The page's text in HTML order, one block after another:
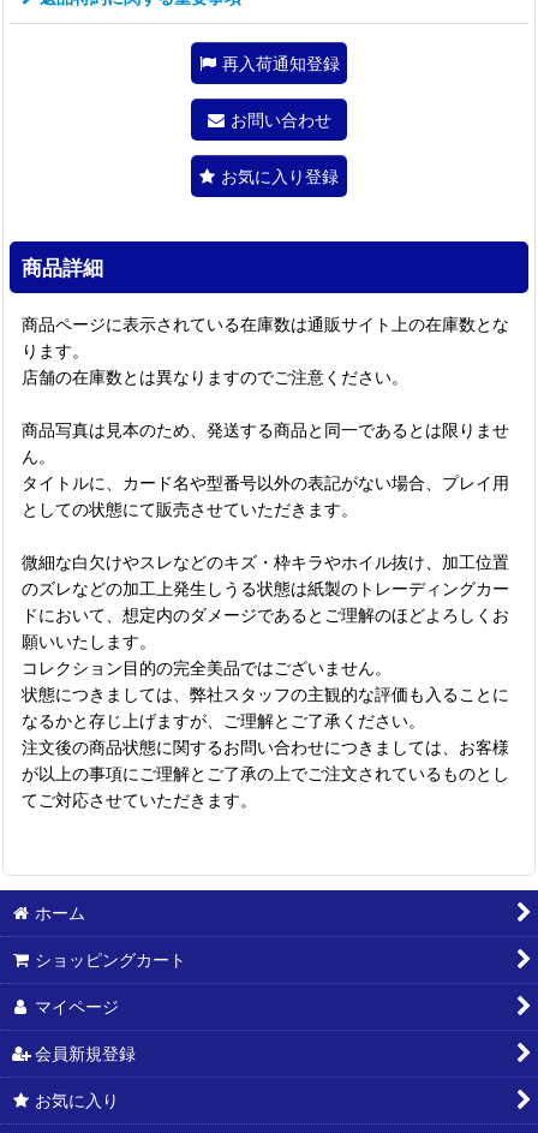
再入荷通知登録
お問い合わせ
お気に入り登録
商品詳細
商品ページに表示されている在庫数は通販サイト上の在庫数とな
ります。
店舗の在庫数とは異なりますのでご注意ください。
商品写真は見本のため、発送する商品と同一であるとは限りませ
ん。
タイトルに、カード名や型番号以外の表記がない場合、プレイ用
としての状態にて販売させていただきます。
微細な白欠けやスレなどのキズ・枠キラやホイル抜け、加工位置
のズレなどの加工上発生しうる状態は紙製のトレーディングカー
ドにおいて、想定内のダメージであるとご理解のほどよろしくお
願いいたします。
コレクション目的の完全美品ではございません。
状態につきましては、弊社スタッフの主観的な評価も入ることに
なるかと存じ上げますが、ご理解とご了承ください。
注文後の商品状態に関するお問い合わせにつきましては、お客様
が以上の事項にご理解とご了承の上でご注文されているものとし
てご対応させていただきます。
ホーム
ショッピングカート
マイページ
会員新規登録
お気に入り